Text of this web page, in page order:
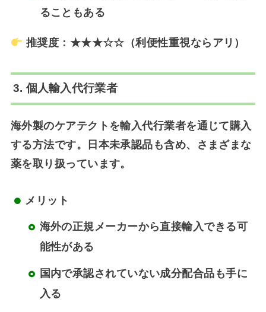
ることもある
推奨度：★★★☆☆（利便性重視ならアリ）
3. 個人輸入代行業者
海外製のケアテクトを輸入代行業者を通じて購入
する方法です。日本未承認品も含め、さまざまな
薬を取り扱っています。
メリット
海外の正規メーカーから直接輸入できる可
能性がある
国内で承認されていない成分配合品も手に
入る